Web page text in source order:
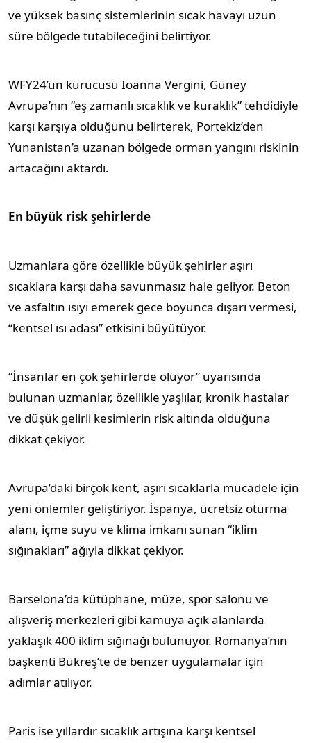
ve yüksek basınç sistemlerinin sıcak havayı uzun
süre bölgede tutabileceğini belirtiyor.
WFY24’ün kurucusu Ioanna Vergini, Güney
Avrupa’nın “eş zamanlı sıcaklık ve kuraklık” tehdidiyle
karşı karşıya olduğunu belirterek, Portekiz’den
Yunanistan’a uzanan bölgede orman yangını riskinin
artacağını aktardı.
En büyük risk şehirlerde
Uzmanlara göre özellikle büyük şehirler aşırı
sıcaklara karşı daha savunmasız hale geliyor. Beton
ve asfaltın ısıyı emerek gece boyunca dışarı vermesi,
“kentsel ısı adası” etkisini büyütüyor.
“İnsanlar en çok şehirlerde ölüyor” uyarısında
bulunan uzmanlar, özellikle yaşlılar, kronik hastalar
ve düşük gelirli kesimlerin risk altında olduğuna
dikkat çekiyor.
Avrupa’daki birçok kent, aşırı sıcaklarla mücadele için
yeni önlemler geliştiriyor. İspanya, ücretsiz oturma
alanı, içme suyu ve klima imkanı sunan “iklim
sığınakları” ağıyla dikkat çekiyor.
Barselona’da kütüphane, müze, spor salonu ve
alışveriş merkezleri gibi kamuya açık alanlarda
yaklaşık 400 iklim sığınağı bulunuyor. Romanya’nın
başkenti Bükreş’te de benzer uygulamalar için
adımlar atılıyor.
Paris ise yıllardır sıcaklık artışına karşı kentsel